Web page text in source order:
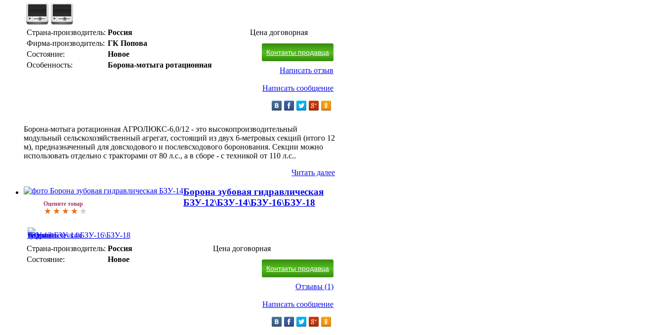
Страна-производитель: Россия
Фирма-производитель: ГК Попова
Состояние:
Новое
Особенность:
Борона-мотыга ротационная
Цена договорная
Контакты продавца
Написать отзыв
Написать сообщение
Борона-мотыга ротационная АГРОЛЮКС-6,0/12 - это высокопроизводительный
модульный сельскохозяйственный агрегат, состоящий из двух 6-метровых секций (итого 12
м), предназначенный для довсходового и послевсходового боронования. Секции можно
использовать отдельно с тракторами от 80 л.с., а в сборе - с техникой от 110 л.с..
Читать далее
Оцените товар
Борона зубовая гидравлическая
БЗУ-12\БЗУ-14\БЗУ-16\БЗУ-18
Страна-производитель: Россия
Состояние:
Новое
Цена договорная
Контакты продавца
Отзывы (1)
Написать сообщение